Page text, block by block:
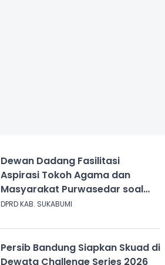
Dewan Dadang Fasilitasi
Aspirasi Tokoh Agama dan
Masyarakat Purwasedar soal
Penolakan Konser Reggae
DPRD KAB. SUKABUMI
Persib Bandung Siapkan Skuad di
Dewata Challenge Series 2026